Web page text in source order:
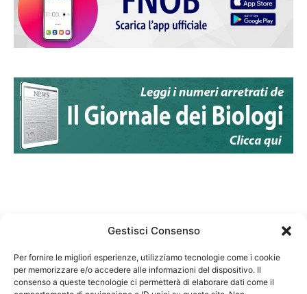
Gestisci Consenso
Per fornire le migliori esperienze, utilizziamo tecnologie come i cookie
per memorizzare e/o accedere alle informazioni del dispositivo. Il
consenso a queste tecnologie ci permetterà di elaborare dati come il
Federazione Nazionale Degli Ordini dei Biologi:
codice fiscale 80069130583